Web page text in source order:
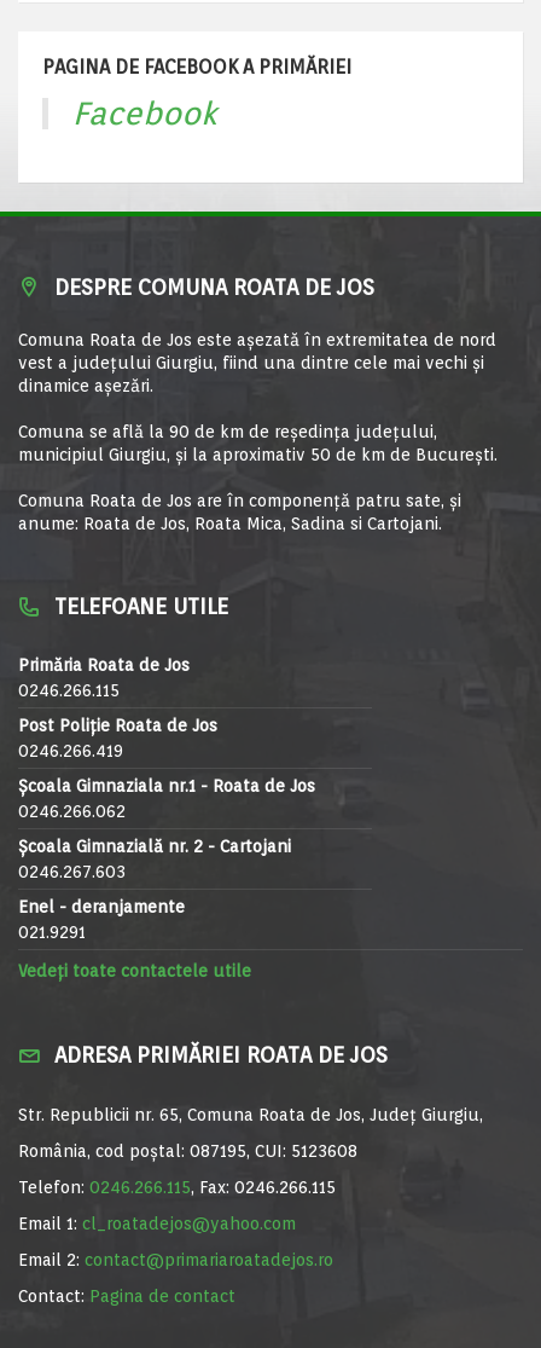
PAGINA DE FACEBOOK A PRIMĂRIEI
Facebook
DESPRE COMUNA ROATA DE JOS
Comuna Roata de Jos este aşezată în extremitatea de nord
vest a judeţului Giurgiu, fiind una dintre cele mai vechi şi
dinamice aşezări.
Comuna se află la 90 de km de reşedinţa judeţului,
municipiul Giurgiu, şi la aproximativ 50 de km de Bucureşti.
Comuna Roata de Jos are în componență patru sate, și
anume: Roata de Jos, Roata Mica, Sadina si Cartojani.
TELEFOANE UTILE
Primăria Roata de Jos
0246.266.115
Post Poliție Roata de Jos
0246.266.419
Școala Gimnaziala nr.1 - Roata de Jos
0246.266.062
Școala Gimnazială nr. 2 - Cartojani
0246.267.603
Enel - deranjamente
021.9291
Vedeți toate contactele utile
ADRESA PRIMĂRIEI ROATA DE JOS
Str. Republicii nr. 65, Comuna Roata de Jos, Județ Giurgiu,
România, cod poștal: 087195, CUI: 5123608
Telefon: 0246.266.115, Fax: 0246.266.115
Email 1: cl_roatadejos@yahoo.com
Email 2: contact@primariaroatadejos.ro
Contact: Pagina de contact